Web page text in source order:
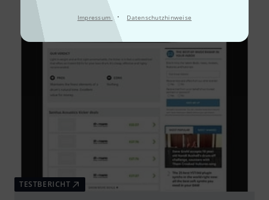
Impressum · Datenschutzhinweise
TESTBERICHT